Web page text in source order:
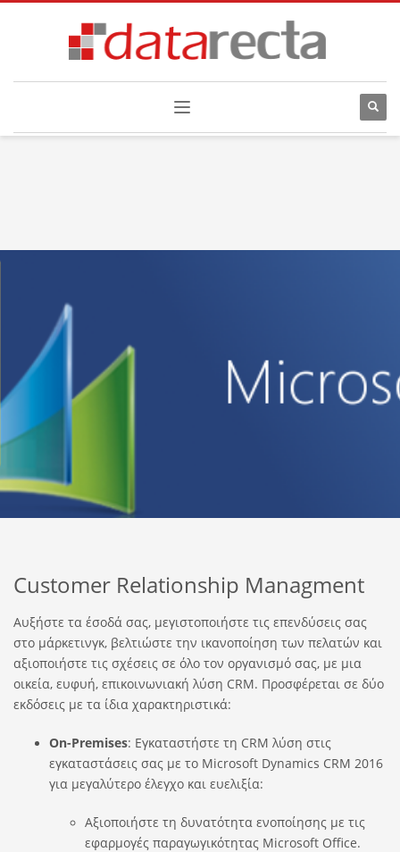
Customer Relationship Managment
Αυξήστε τα έσοδά σας, μεγιστοποιήστε τις επενδύσεις σας
στο μάρκετινγκ, βελτιώστε την ικανοποίηση των πελατών και
αξιοποιήστε τις σχέσεις σε όλο τον οργανισμό σας, με μια
οικεία, ευφυή, επικοινωνιακή λύση CRM. Προσφέρεται σε δύο
εκδόσεις με τα ίδια χαρακτηριστικά:
On-Premises: Εγκαταστήστε τη CRM λύση στις
εγκαταστάσεις σας με το Microsoft Dynamics CRM 2016
για μεγαλύτερο έλεγχο και ευελιξία:
Αξιοποιήστε τη δυνατότητα ενοποίησης με τις
εφαρμογές παραγωγικότητας Microsoft Office.